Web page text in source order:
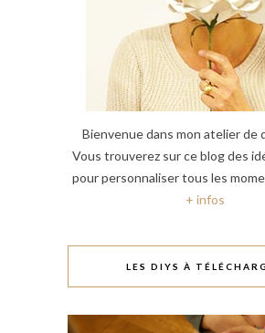
Bienvenue dans mon atelier de
Vous trouverez sur ce blog des
pour personnaliser tous les
+ infos
LES DIYS À